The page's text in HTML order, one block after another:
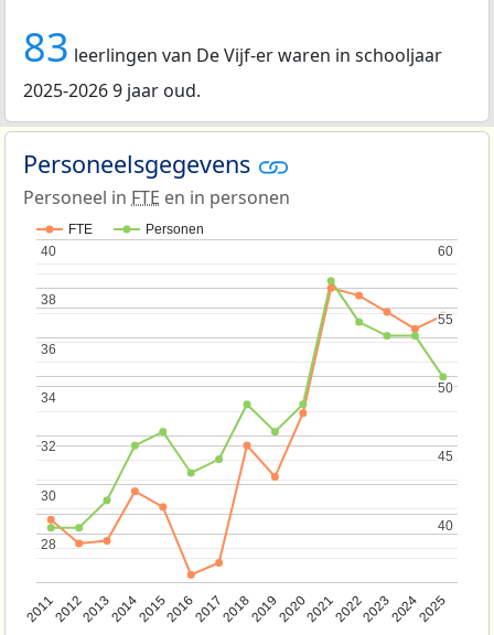
83 leerlingen van De Vijf-er waren in schooljaar
2025-2026 9 jaar oud.
Personeelsgegevens
Personeel in FTE en in personen
FTE Personen
201120122013201420152016201720182019202020212022202320242025
28
28
30
30
32
32
34
34
36
36
38
38
40
40
40
40
45
45
50
50
55
55
60
60